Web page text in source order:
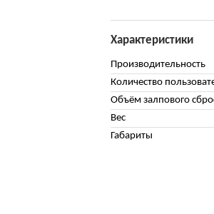
Характеристики
Производительность
Количество
Объём залпового
Вес
Габариты